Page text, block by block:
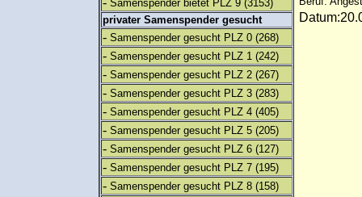
Samenspender bietet PLZ 9 (3153)
privater Samenspender gesucht
- Samenspender gesucht PLZ 0 (268)
- Samenspender gesucht PLZ 1 (242)
- Samenspender gesucht PLZ 2 (267)
- Samenspender gesucht PLZ 3 (283)
- Samenspender gesucht PLZ 4 (405)
- Samenspender gesucht PLZ 5 (205)
- Samenspender gesucht PLZ 6 (127)
- Samenspender gesucht PLZ 7 (195)
- Samenspender gesucht PLZ 8 (158)